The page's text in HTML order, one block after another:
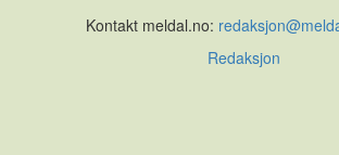
Kontakt meldal.no:
Redaksjon